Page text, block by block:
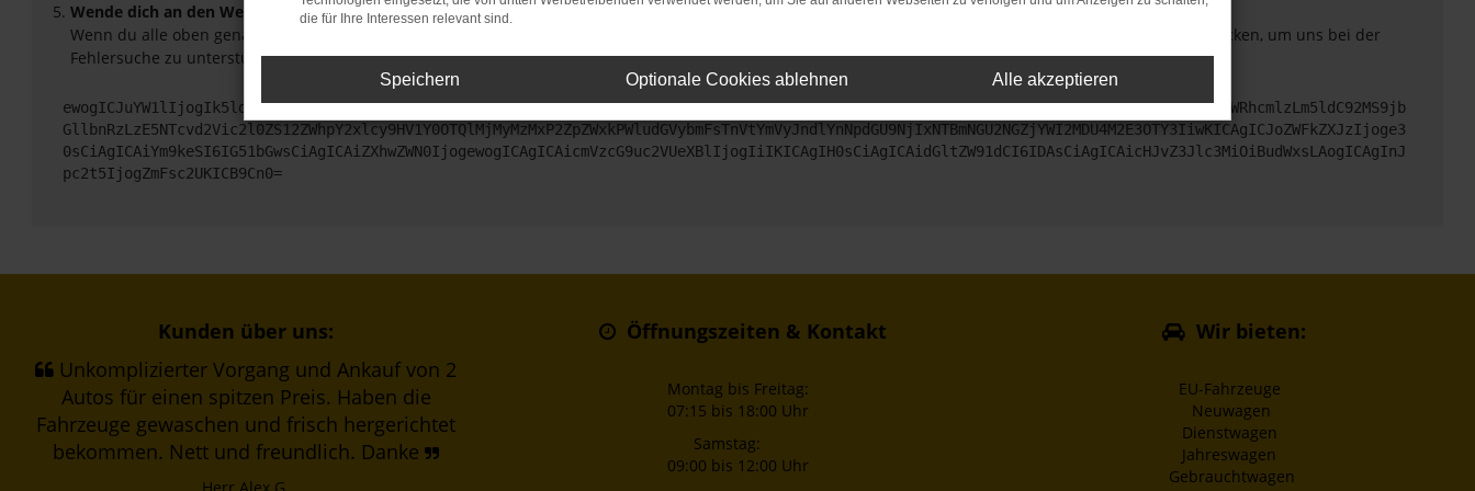
Wende dich an den Webseitenbetreiber.
Wenn du alle oben genannten Schritte versucht hast, kontaktiere uns bitte. Wir werden versuchen, das Problem zu beheben. Du kannst uns diesen Text schicken, um uns bei der
Fehlersuche zu unterstützen:
ewogICJuYW1lIjogIk5ldHdvcmtFcnJvciIsCiAgImNvbmZpZyI6IHsKICAgICJtZXRob2QiOiAiR0VUIiwKICAgICJ1cmwiOiAiaHR0cHM6Ly9hcGkueC5ha3MtcHJvZC5hdWRhcmlzLm5ldC92MS9jb
GllbnRzLzE5NTcvd2Vic2l0ZS12ZWhpY2xlcy9HV1Y0OTQlMjMyMzMxP2ZpZWxkPWludGVybmFsTnVtYmVyJndlYnNpdGU9NjIxNTBmNGU2NGZjYWI2MDU4M2E3OTY3IiwKICAgICJoZWFkZXJzIjoge3
0sCiAgICAiYm9keSI6IG51bGwsCiAgICAiZXhwZWN0IjogewogICAgICAicmVzcG9uc2VUeXBlIjogIiIKICAgIH0sCiAgICAidGltZW91dCI6IDAsCiAgICAicHJvZ3Jlc3MiOiBudWxsLAogICAgInJ
pc2t5IjogZmFsc2UKICB9Cn0=
Kunden über uns:
Unkomplizierter Vorgang und Ankauf von 2
Autos für einen spitzen Preis. Haben die
Fahrzeuge gewaschen und frisch hergerichtet
bekommen. Nett und freundlich. Danke
Öffnungszeiten & Kontakt
Montag bis Freitag:
07:15 bis 18:00 Uhr
Samstag:
09:00 bis 12:00 Uhr
Wir bieten:
EU-Fahrzeuge
Neuwagen
Dienstwagen
Jahreswagen
Gebrauchtwagen
die für Ihre Interessen relevant sind.
Speichern Optionale Cookies ablehnen Alle akzeptieren